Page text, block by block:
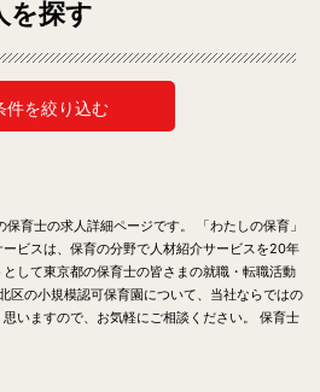
を探す
件を絞り込む
保育士の求人詳細ページです。 「わたしの保育」
ビスは、保育の分野で人材紹介サービスを20年
して東京都の保育士の皆さまの就職・転職活動
区の小規模認可保育園について、当社ならではの
いますので、お気軽にご相談ください。 保育士